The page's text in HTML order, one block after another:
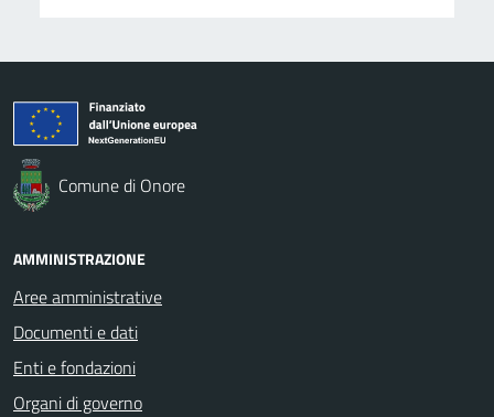
Comune di Onore
AMMINISTRAZIONE
Aree amministrative
Documenti e dati
Enti e fondazioni
Organi di governo